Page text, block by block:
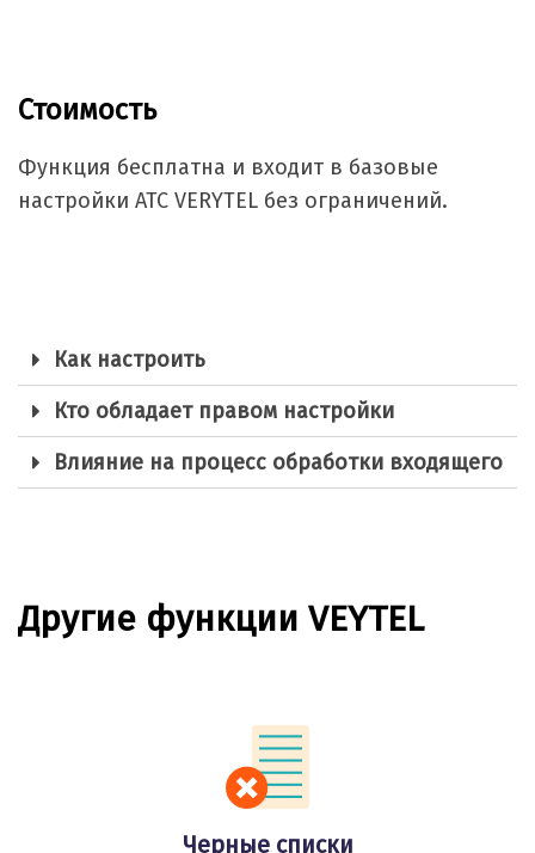
Стоимость
Функция бесплатна и входит в базовые
настройки АТС VERYTEL без ограничений.
Как настроить
Кто обладает правом настройки
Влияние на процесс обработки входящего
Другие функции VEYTEL
Черные списки